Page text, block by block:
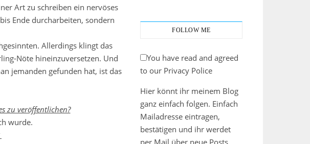
Art zu schreiben ein nervöses
Ende durcharbeiten, sondern
Allerdings klingt das
Nöte hineinzuversetzen. Und
jemanden gefunden hat, ist das
zu veröffentlichen?
wurde.
FOLLOW ME
You have read and agreed
to our Privacy Police
Hier könnt ihr meinem Blog
ganz einfach folgen. Einfach
Mailadresse eintragen,
bestätigen und ihr werdet
per Mail über neue Posts